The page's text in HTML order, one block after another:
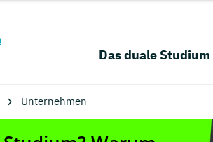
Das duale Studium
Unternehmen